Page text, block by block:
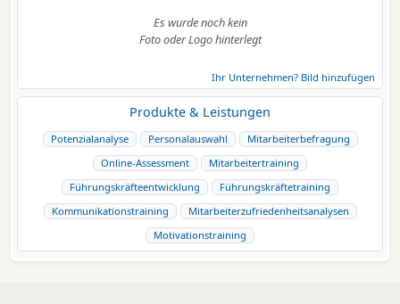
Es wurde noch kein
Foto oder Logo hinterlegt
Ihr Unternehmen? Bild hinzufügen
Produkte & Leistungen
Potenzialanalyse Personalauswahl
Mitarbeiterbefragung
Online-Assessment
Mitarbeitertraining
Führungskräfteentwicklung
Führungskräftetraining
Kommunikationstraining
Mitarbeiterzufriedenheitsanalysen
Motivationstraining